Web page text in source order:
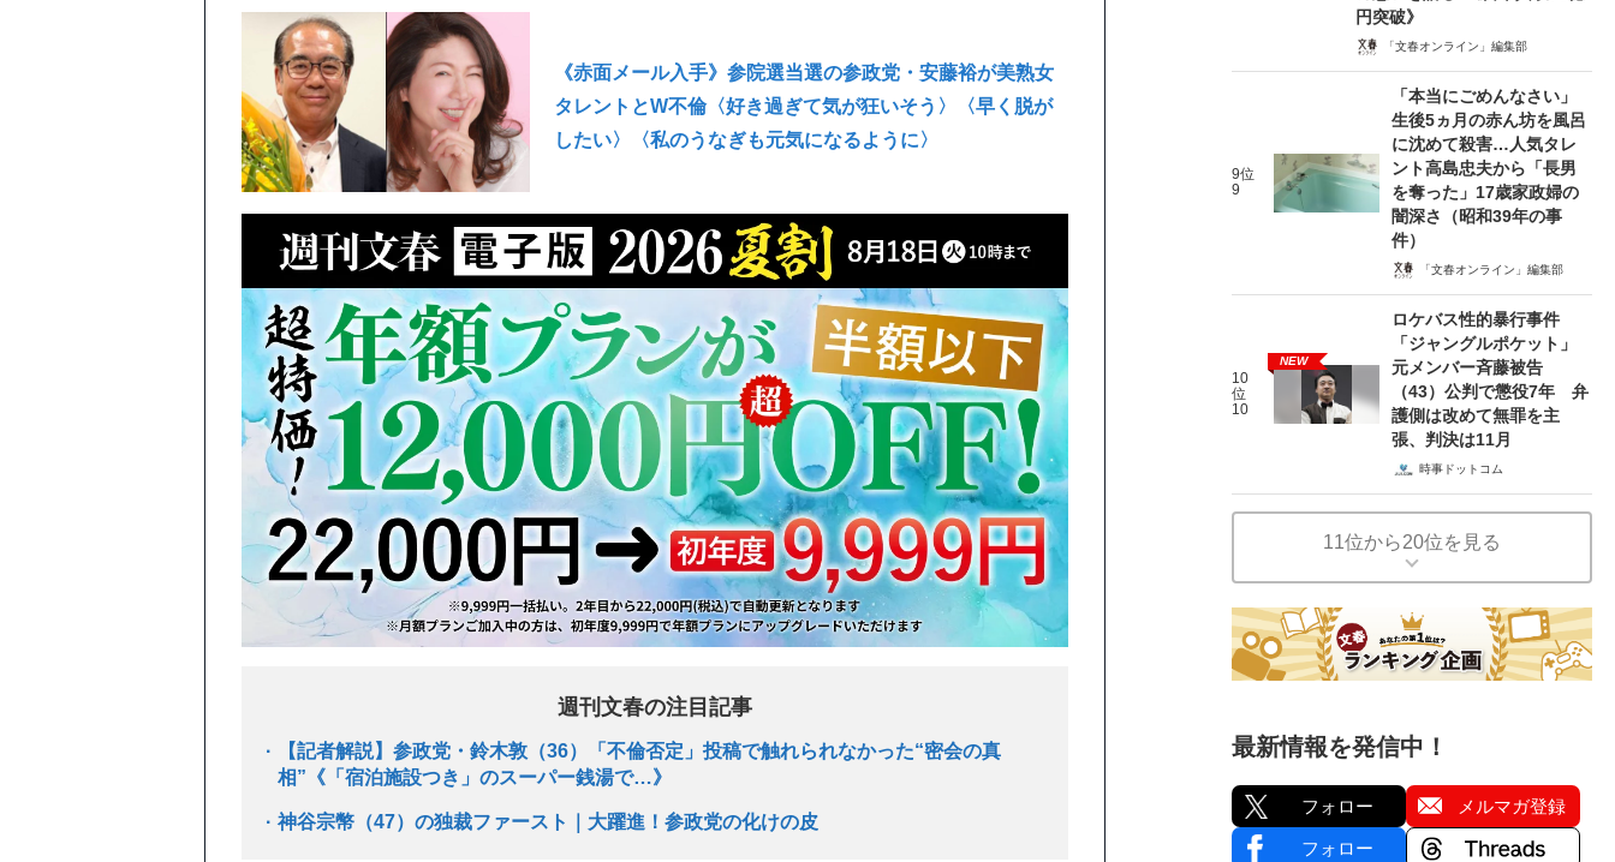
《赤面メール入手》参院選当選の参政党・安藤裕が美熟女
タレントとW不倫〈好き過ぎて気が狂いそう〉〈早く脱が
したい〉〈私のうなぎも元気になるように〉
週刊文春の注目記事
【記者解説】参政党・鈴木敦（36）「不倫否定」投稿で触れられなかった“密会の真
相”《「宿泊施設つき」のスーパー銭湯で…》
神谷宗幣（47）の独裁ファースト｜大躍進！参政党の化けの皮
円突破》
「文春オンライン」編集部
9位
9
「本当にごめんなさい」
生後5ヵ月の赤ん坊を風呂
に沈めて殺害…人気タレ
ント高島忠夫から「長男
を奪った」17歳家政婦の
闇深さ（昭和39年の事
件）
「文春オンライン」編集部
10
位
10
NEW
ロケバス性的暴行事件
「ジャングルポケット」
元メンバー斉藤被告
（43）公判で懲役7年 弁
護側は改めて無罪を主
張、判決は11月
時事ドットコム
11位から20位を見る
最新情報を発信中！
フォロー メルマガ登録
フォロー